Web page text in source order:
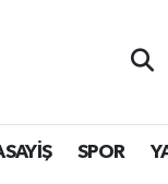
SPOR